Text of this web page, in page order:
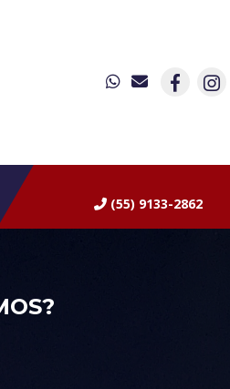
(55) 9133-2862